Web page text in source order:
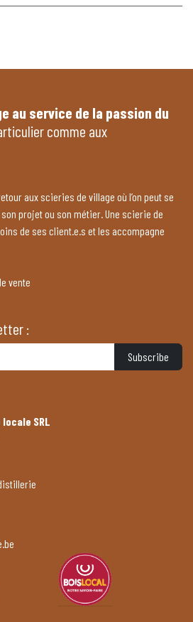
au service de la passion du
comme aux
aux scieries de village où l’on peut se
projet ou son métier. Une scierie de
de ses client.e.s et les accompagne
vente
:
Subscribe
SRL